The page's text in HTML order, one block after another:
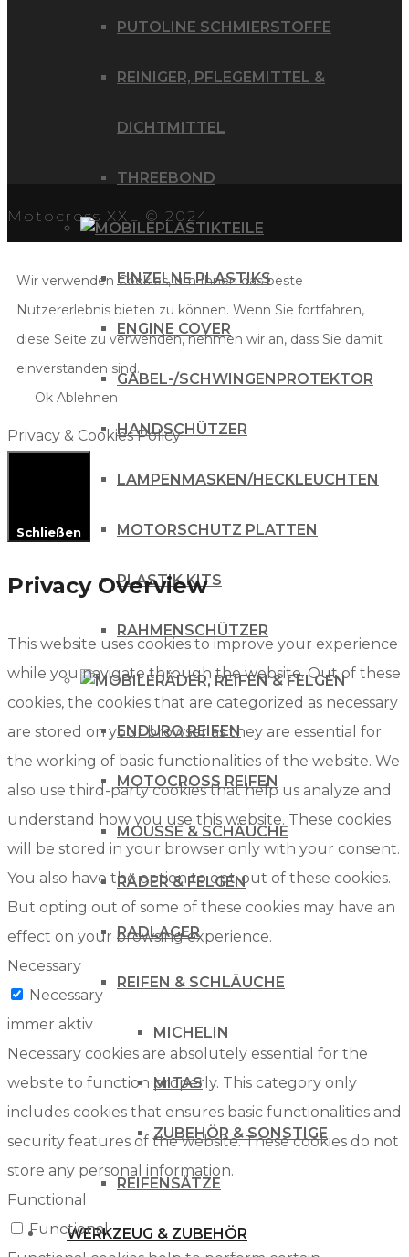
PUTOLINE SCHMIERSTOFFE
REINIGER, PFLEGEMITTEL &
DICHTMITTEL
THREEBOND
PLASTIKTEILE
EINZELNE PLASTIKS
ENGINE COVER
GABEL-/SCHWINGENPROTEKTOR
HANDSCHÜTZER
LAMPENMASKEN/HECKLEUCHTEN
MOTORSCHUTZ PLATTEN
PLASTIK KITS
RAHMENSCHÜTZER
RÄDER, REIFEN & FELGEN
ENDURO REIFEN
MOTOCROSS REIFEN
MOUSSE & SCHÄUCHE
RÄDER & FELGEN
RADLAGER
REIFEN & SCHLÄUCHE
MICHELIN
MITAS
ZUBEHÖR & SONSTIGE
REIFENSÄTZE
WERKZEUG & ZUBEHÖR
Motocross XXL © 2024
Wir verwenden Cookies, um Ihnen das beste
Nutzererlebnis bieten zu können. Wenn Sie fortfahren,
diese Seite zu verwenden, nehmen wir an, dass Sie damit
einverstanden sind.
Ok Ablehnen
Privacy & Cookies Policy
Schließen
Privacy Overview
This website uses cookies to improve your experience
while you navigate through the website. Out of these
cookies, the cookies that are categorized as necessary
are stored on your browser as they are essential for
the working of basic functionalities of the website. We
also use third-party cookies that help us analyze and
understand how you use this website. These cookies
will be stored in your browser only with your consent.
You also have the option to opt-out of these cookies.
But opting out of some of these cookies may have an
effect on your browsing experience.
Necessary
Necessary
immer aktiv
Necessary cookies are absolutely essential for the
website to function properly. This category only
includes cookies that ensures basic functionalities and
security features of the website. These cookies do not
store any personal information.
Functional
Functional